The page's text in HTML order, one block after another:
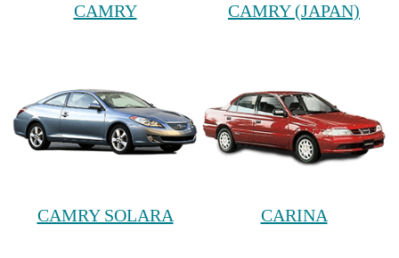
CAMRY CAMRY (JAPAN)
CAMRY SOLARA CARINA